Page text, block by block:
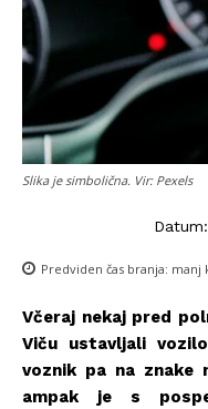
Slika je simbolična. Vir: Pexels
Datum:
Predviden čas branja: manj
Včeraj nekaj pred
Viču ustavljali
voznik pa na znake
ampak je s